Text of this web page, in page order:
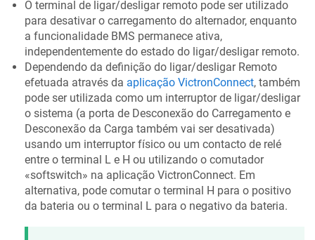
O terminal de ligar/desligar remoto pode ser utilizado
para desativar o carregamento do alternador, enquanto
a funcionalidade BMS permanece ativa,
independentemente do estado do ligar/desligar remoto.
Dependendo da definição do ligar/desligar Remoto
efetuada através da aplicação VictronConnect, também
pode ser utilizada como um interruptor de ligar/desligar
o sistema (a porta de Desconexão do Carregamento e
Desconexão da Carga também vai ser desativada)
usando um interruptor físico ou um contacto de relé
entre o terminal L e H ou utilizando o comutador
«softswitch» na aplicação VictronConnect. Em
alternativa, pode comutar o terminal H para o positivo
da bateria ou o terminal L para o negativo da bateria.